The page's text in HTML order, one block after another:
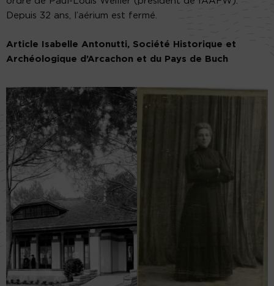
Depuis 32 ans, l’aérium est fermé.
Article Isabelle Antonutti, Société Historique et
Archéologique d’Arcachon et du Pays de Buch